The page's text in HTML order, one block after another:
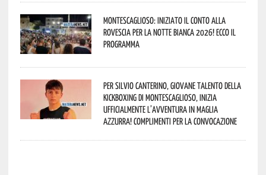
Montescaglioso: iniziato il conto alla
rovescia per la Notte Bianca 2026! Ecco il
programma
Per Silvio Canterino, giovane talento della
kickboxing di Montescaglioso, inizia
ufficialmente l’avventura in maglia
azzurra! Complimenti per la convocazione